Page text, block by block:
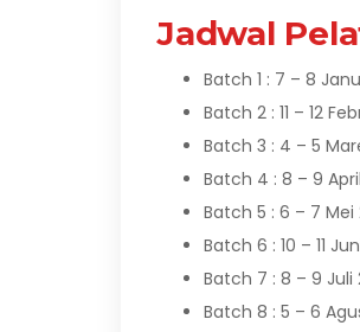
Jadwal
Batch 1 : 7 – 8
Batch 2 : 11 – 12
Batch 3 : 4 – 5
Batch 4 : 8 – 9
Batch 5 : 6 – 7 Mei
Batch 6 : 10 – 11
Batch 7 : 8 – 9 Juli
Batch 8 : 5 – 6